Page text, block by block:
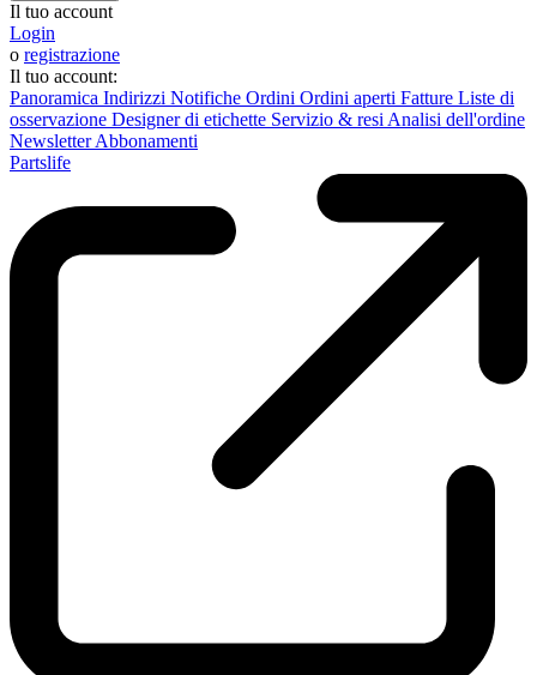
Il tuo account
Login
o registrazione
Il tuo account:
Panoramica Indirizzi Notifiche Ordini Ordini aperti Fatture Liste di
osservazione Designer di etichette Servizio & resi Analisi dell'ordine
NewsletterAbbonamenti
Partslife